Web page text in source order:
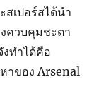
สเปอร์สได้นำ
ควบคุมชะตา
ทำได้คือ
าของ Arsenal